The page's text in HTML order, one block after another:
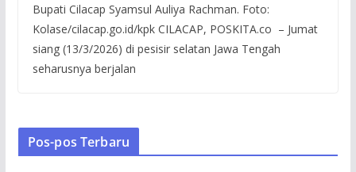
Bupati Cilacap Syamsul Auliya Rachman. Foto:
Kolase/cilacap.go.id/kpk CILACAP, POSKITA.co – Jumat
siang (13/3/2026) di pesisir selatan Jawa Tengah
seharusnya berjalan
Pos-pos Terbaru